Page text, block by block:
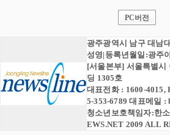
PC버전
광주광역시 남구 대남
성영|등록년월일:광주
[서울본부] 서울특별시
딩 1305호
대표전화 : 1600-4015,
5-353-6789 대표메일 :
청소년보호책임자:한
EWS.NET 2009 ALL